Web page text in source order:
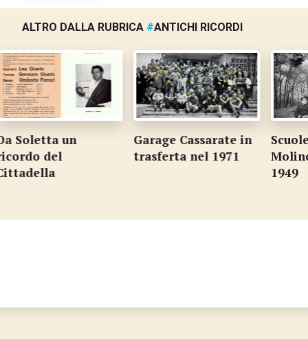
ALTRO DALLA RUBRICA #ANTICHI RICORDI
un
Garage Cassarate in
trasferta nel 1971
Scuole
Molino
…